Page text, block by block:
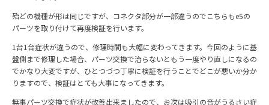
殆どの機種が形は同じですが、コネクタ部分が一部違うのでこちらもe5の
パーツを取り付けて再度検証を行います。
1台1台症状が違うので、修理時間も大幅に変わってきます。今回のように基
盤側まで修理した場合、パーツ交換で治らないともう一度やり直しになるの
でかなり大変ですが、ひとつづつ丁寧に検証を行うことでどこが悪いか分か
りますので、検証はとても大事になってきます。
無事パーツ交換で症状が改善出来ましたので、お次は吸引の音がうるさい症